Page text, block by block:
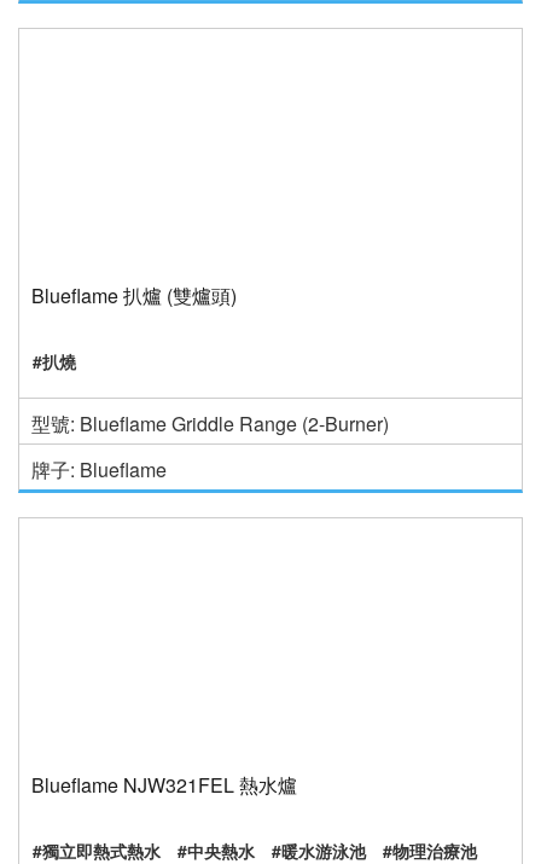
Blueflame 扒爐 (雙爐頭)
#扒燒
型號: Blueflame Griddle Range (2-Burner)
牌子: Blueflame
Blueflame NJW321FEL 熱水爐
#獨立即熱式熱水 #中央熱水 #暖水游泳池 #物理治療池